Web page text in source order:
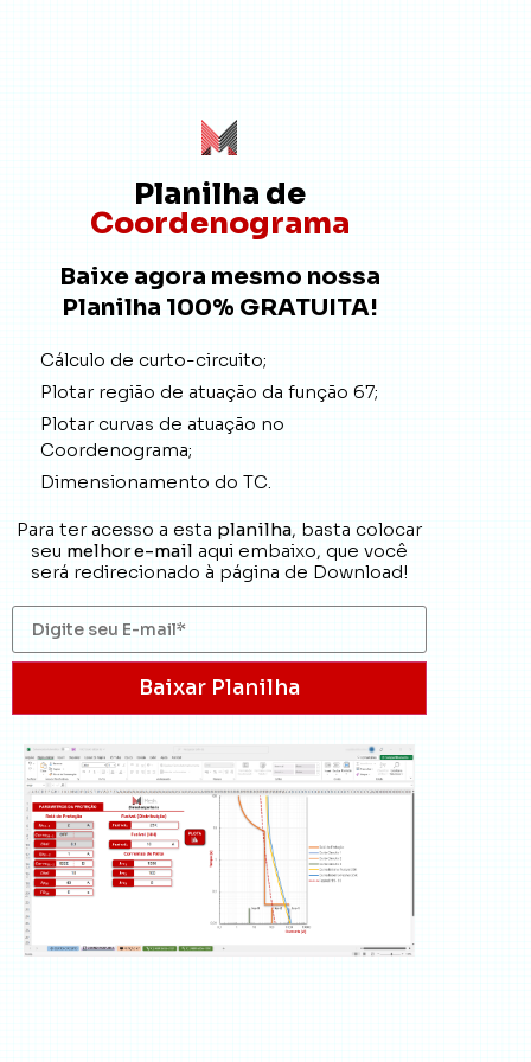
Planilha de
Coordenograma
Baixe agora mesmo nossa
Planilha 100% GRATUITA!
Cálculo de curto-circuito;
Plotar região de atuação da função 67;
Plotar curvas de atuação no
Coordenograma;
Dimensionamento do TC.
Para ter acesso a esta planilha, basta colocar
seu melhor e-mail aqui embaixo, que você
será redirecionado à página de Download!
Baixar Planilha